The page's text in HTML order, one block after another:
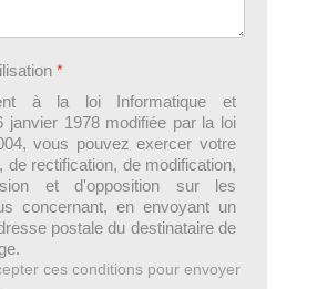
*
à la loi Informatique et
janvier 1978 modifiée par la loi
vous pouvez exercer votre
de rectification, de modification,
et d'opposition sur les
concernant, en envoyant un
postale du destinataire de
ces conditions pour envoyer